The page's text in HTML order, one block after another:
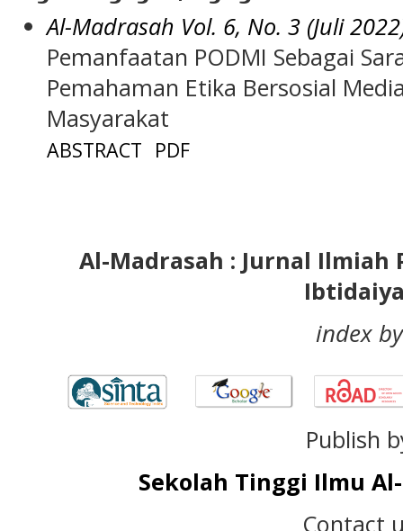
Al-Madrasah Vol. 6, No. 3 (Juli
Pemanfaatan PODMI Sebagai
Pemahaman Etika Bersosial
Masyarakat
ABSTRACT PDF
Al-Madrasah : Jurnal Ilmiah
index
Publish
Sekolah Tinggi Ilmu
Contact